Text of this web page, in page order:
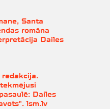
Santa
romāna
Dailes
Dailes
lsm.lv